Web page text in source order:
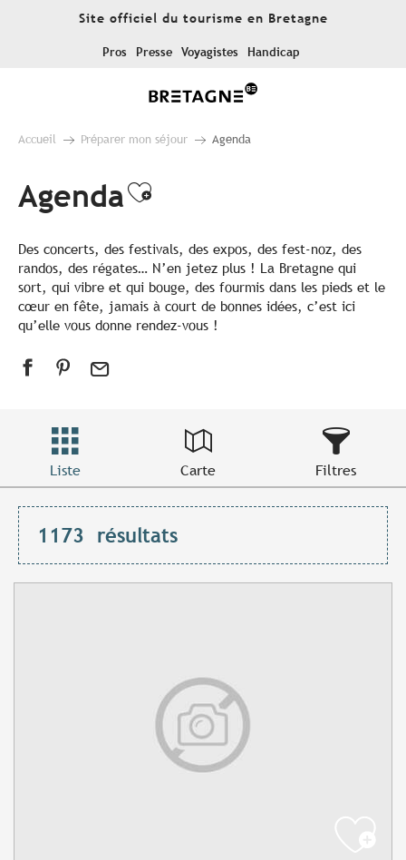
Site officiel du tourisme en Bretagne
Pros Presse Voyagistes Handicap
Accueil Préparer mon séjour Agenda
AgendaAjouter aux favoris
Des concerts, des festivals, des expos, des fest-noz, des
randos, des régates… N’en jetez plus ! La Bretagne qui
sort, qui vibre et qui bouge, des fourmis dans les pieds et le
cœur en fête, jamais à court de bonnes idées, c’est ici
qu’elle vous donne rendez-vous !
Liste Carte Filtres
1173 résultats